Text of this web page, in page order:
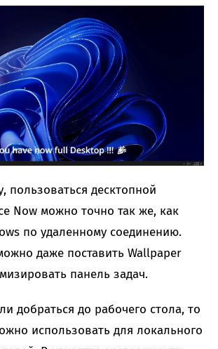
пользоваться десктопной
Now можно точно так же, как
по удаленному соединению.
даже поставить Wallpaper
панель задач.
добраться до рабочего стола, то
использовать для локального